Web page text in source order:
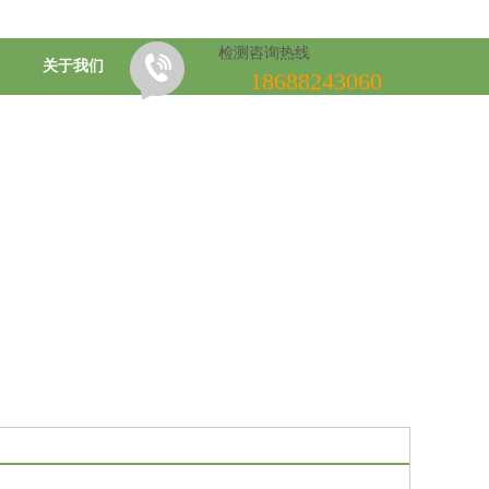
18688243060
检测咨询热线
关于我们